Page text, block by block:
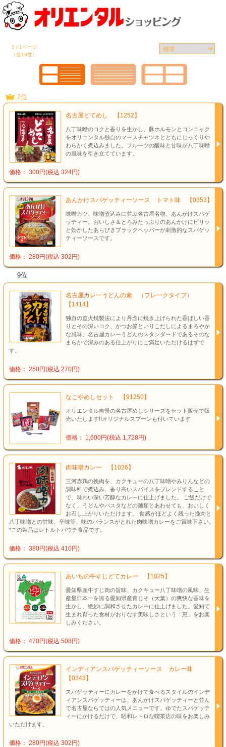
1 / 1ページ
（全13件）
2位
名古屋どてめし 【1252】
八丁味噌のコクと香りを生かし、豚ホルモンとコンニャク
をオリエンタル独自のマースチャツネとともにじっくりや
わらかく煮込みました。フルーツの酸味と甘味が八丁味噌
の風味を引き立てています。
価格： 300円(税込 324円)
あんかけスパゲッティーソース トマト味 【0353】
味噌カツ、味噌煮込みに並ぶ名古屋名物、あんかけスパゲ
ッティー。おいしさ＆とろみたっぷりのあんかけにピリッ
と効かしたあらびきブラックペッパーが刺激的なスパゲッ
ティーソースです。
価格： 280円(税込 302円)
9位
名古屋カレーうどんの素 （フレークタイプ）
【1414】
独自の直火焼製法により丹念に焼き上げられた香ばしい香
りとその深いコク、かつお節といりこだしによるまろやか
な風味。名古屋カレーうどんのスタンダードであるそのな
まらかで深みのある仕上がりにご満足いただけるはずで
す。
価格： 250円(税込 270円)
なごやめしセット 【91250】
オリエンタル自慢の名古屋めしシリーズをセット販売で販
売いたします!!オリジナルスプーンも付いています
価格： 1,600円(税込 1,728円)
肉味噌カレー 【1026】
三河赤鶏の挽肉を、カクキューの八丁味噌やみりんなどの
調味料で煮込み、香り高いスパイスをブレンドすること
で、味わい深い芳醇なカレーに仕上げました。 ご飯だけで
なく、うどんやパスタなどの麺類とあわせても、おいしく
お召し上がりいただけます。 食感がほどよく残った挽肉と
八丁味噌との甘味、辛味等、味のバランスがとれた肉味噌カレーをご賞味下さい。
*この製品はレトルトパウチ食品です。
価格： 380円(税込 410円)
あいちの牛すじどてカレー 【1025】
愛知県産牛すじ肉の旨味、カクキュー八丁味噌の風味、生
産量日本一を誇る愛知県産青じそ（大葉）の爽快な香味を
生かし、絶妙に調和させたカレーに仕上げました。愛知で
生まれ育った食材がおりなす美味しさという「恵」をお楽
しみください。
価格： 470円(税込 508円)
インディアンスパゲッティーソース カレー味
【0343】
スパゲッティーにカレーをかけて食べるスタイルのインデ
ィアンスパゲッティーは、あんかけスパゲッティーと並ん
で名古屋ならではの人気メニューです。ゆでたスパゲッテ
ィーにかけるだけで、昭和レトロな喫茶店の味をお楽しみ
いただけます。
価格： 280円(税込 302円)